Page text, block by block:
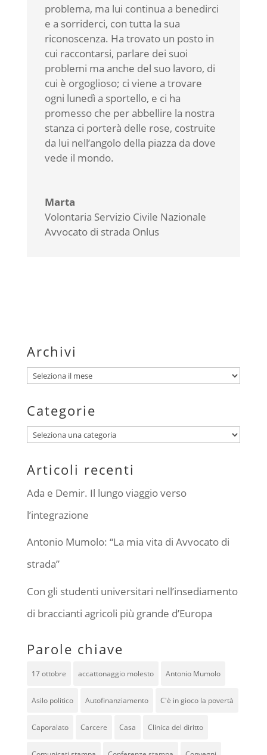
problema, ma lui continua a benedirci
e a sorriderci, con tutta la sua
riconoscenza. Ha trovato un posto in
cui raccontarsi, parlare dei suoi
problemi ma anche del suo lavoro, di
cui è orgoglioso; ci viene a trovare
ogni lunedì a sportello, e ci ha
promesso che per abbellire la nostra
stanza ci porterà delle rose, costruite
da lui nell’angolo della piazza da dove
vede il mondo.
Marta
Volontaria Servizio Civile Nazionale
Avvocato di strada Onlus
Archivi
Archivi
Categorie
Categorie
Articoli recenti
Ada e Demir. Il lungo viaggio verso
l’integrazione
Antonio Mumolo: “La mia vita di Avvocato di
strada”
Con gli studenti universitari nell’insediamento
di braccianti agricoli più grande d’Europa
Parole chiave
17 ottobre accattonaggio molesto Antonio Mumolo
Asilo politico Autofinanziamento C'è in gioco la povertà
Caporalato Carcere Casa Clinica del diritto